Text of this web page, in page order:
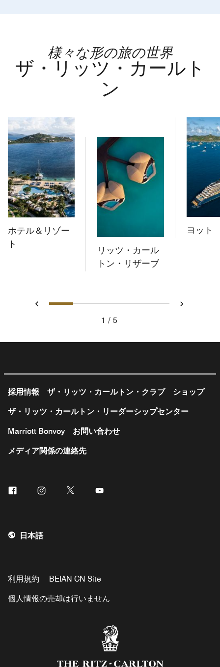
様々な形の旅の世界
ザ・リッツ・カールト
ン
ホテル＆リゾー
ト
リッツ・カール
トン・リザーブ
ヨット
戻る
1 2 3 4 5 次へ
1 5
採用情報 ザ・リッツ・カールトン・クラブ ショップ
ザ・リッツ・カールトン・リーダーシップセンター
Marriott Bonvoy お問い合わせ
メディア関係の連絡先
Facebook Instagram Twitter
日本語
利用規約 BEIAN CN Site
個人情報の売却は行いません